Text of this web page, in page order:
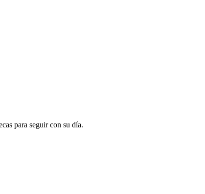
para seguir con su día.